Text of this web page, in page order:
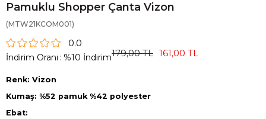
Pamuklu Shopper Çanta Vizon
(MTW21KCOM001)
0.0
İndirim Oranı : %10 İndirim179,00 TL 161,00 TL
Renk: Vizon
Kumaş: %52 pamuk %42 polyester
Ebat: